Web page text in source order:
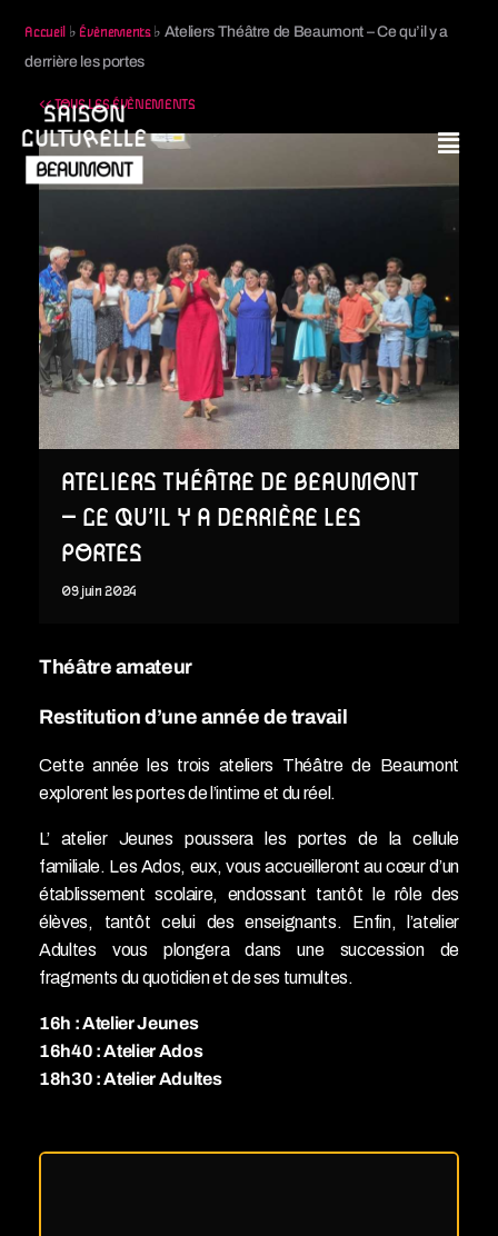
Accueil ♭ Évènements♭ Ateliers Théâtre de Beaumont – Ce qu’il y a
derrière les portes
<< TOUS LES ÉVÈNEMENTS
ATELIERS THÉÂTRE DE BEAUMONT
– CE QU’IL Y A DERRIÈRE LES
PORTES
09 juin 2024
Théâtre amateur
Restitution d’une année de travail
Cette année les trois ateliers Théâtre de Beaumont
explorent les portes de l’intime et du réel.
L’ atelier Jeunes poussera les portes de la cellule
familiale. Les Ados, eux, vous accueilleront au cœur d’un
établissement scolaire, endossant tantôt le rôle des
élèves, tantôt celui des enseignants. Enfin, l’atelier
Adultes vous plongera dans une succession de
fragments du quotidien et de ses tumultes.
16h : Atelier Jeunes
16h40 : Atelier Ados
18h30 : Atelier Adultes